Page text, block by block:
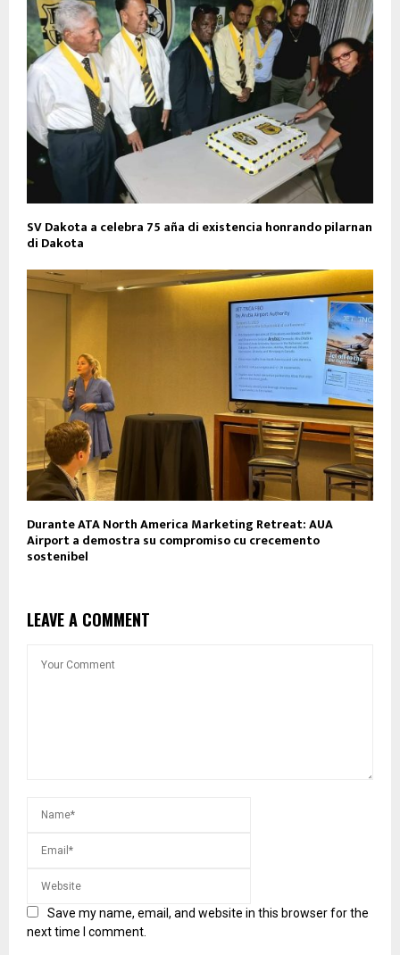
SV Dakota a celebra 75 aña di existencia honrando pilarnan
di Dakota
Durante ATA North America Marketing Retreat: AUA
Airport a demostra su compromiso cu crecemento
sostenibel
LEAVE A COMMENT
Save my name, email, and website in this browser for the
next time I comment.